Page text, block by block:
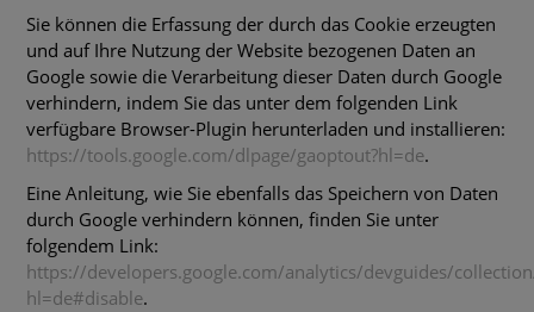
Sie können die Erfassung der durch das Cookie erzeugten
und auf Ihre Nutzung der Website bezogenen Daten an
Google sowie die Verarbeitung dieser Daten durch Google
verhindern, indem Sie das unter dem folgenden Link
verfügbare Browser-Plugin herunterladen und installieren:
https://tools.google.com/dlpage/gaoptout?hl=de.
Eine Anleitung, wie Sie ebenfalls das Speichern von Daten
durch Google verhindern können, finden Sie unter
folgendem Link:
https://developers.google.com/analytics/devguides/
hl=de#disable.